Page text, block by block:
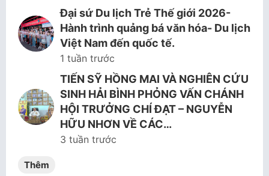
Đại sứ Du lịch Trẻ Thế giới 2026-
Hành trình quảng bá văn hóa- Du lịch
Việt Nam đến quốc tế.
1 tuần trước
TIẾN SỸ HỒNG MAI VÀ NGHIÊN CỨU
SINH HẢI BÌNH PHỎNG VẤN CHÁNH
HỘI TRƯỞNG CHÍ ĐẠT – NGUYỄN
HỮU NHƠN VỀ CÁC…
3 tuần trước
Thêm